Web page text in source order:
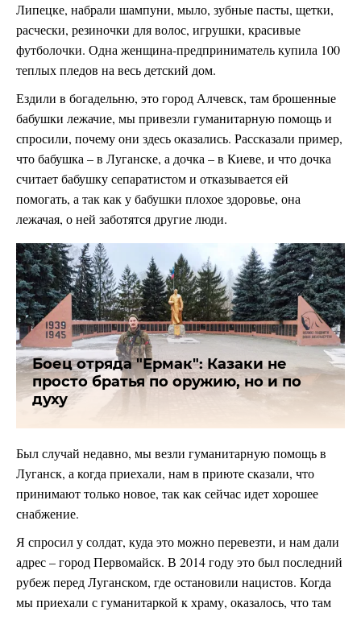
Липецке, набрали шампуни, мыло, зубные пасты, щетки,
расчески, резиночки для волос, игрушки, красивые
футболочки. Одна женщина-предприниматель купила 100
теплых пледов на весь детский дом.
Ездили в богадельню, это город Алчевск, там брошенные
бабушки лежачие, мы привезли гуманитарную помощь и
спросили, почему они здесь оказались. Рассказали пример,
что бабушка – в Луганске, а дочка – в Киеве, и что дочка
считает бабушку сепаратистом и отказывается ей
помогать, а так как у бабушки плохое здоровье, она
лежачая, о ней заботятся другие люди.
Боец отряда "Ермак": Казаки не
просто братья по оружию, но и по
духу
Был случай недавно, мы везли гуманитарную помощь в
Луганск, а когда приехали, нам в приюте сказали, что
принимают только новое, так как сейчас идет хорошее
снабжение.
Я спросил у солдат, куда это можно перевезти, и нам дали
адрес – город Первомайск. В 2014 году это был последний
рубеж перед Луганском, где остановили нацистов. Когда
мы приехали с гуманитаркой к храму, оказалось, что там